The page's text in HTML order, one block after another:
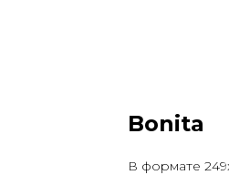
Bonita
В формате